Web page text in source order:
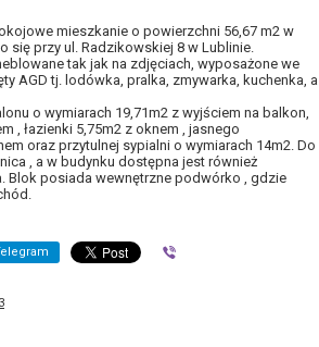
mieszkanie o powierzchni 56,67 m2 w
się przy ul. Radzikowskiej 8 w Lublinie.
tak jak na zdjęciach, wyposażone we
AGD tj. lodówka, pralka, zmywarka, kuchenka, a
o wymiarach 19,71m2 z wyjściem na balkon,
, łazienki 5,75m2 z oknem , jasnego
oraz przytulnej sypialni o wymiarach 14m2. Do
, a w budynku dostępna jest również
Blok posiada wewnętrzne podwórko , gdzie